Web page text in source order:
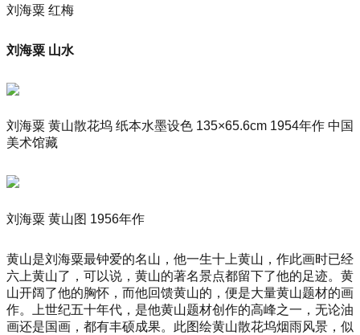
刘海粟 红梅
刘海粟 山水
刘海粟 黄山散花坞 纸本水墨设色 135×65.6cm 1954年作 中国
美术馆藏
刘海粟 黄山图 1956年作
黄山是刘海粟最钟爱的名山，他一生十上黄山，作此画时已经
六上黄山了，可以说，黄山的著名景点都留下了他的足迹。黄
山开阔了他的胸怀，而他回馈黄山的，便是大量黄山题材的画
作。上世纪五十年代，是他黄山题材创作的高峰之一，无论油
画还是国画，都有丰硕成果。此图绘黄山散花坞烟雨风景，似